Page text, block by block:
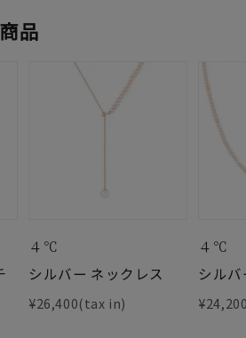
品
４℃
シルバー ネックレス
¥26,400(tax in)
４℃
シル